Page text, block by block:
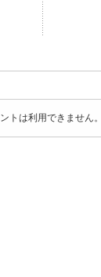
トは利用できません。